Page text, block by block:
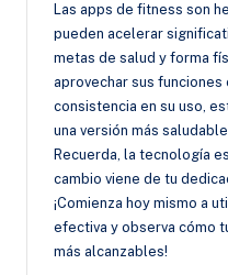
Las apps de fitness son
pueden acelerar
metas de salud y forma
aprovechar sus funciones
consistencia en su uso,
una versión más
Recuerda, la tecnología
cambio viene de tu
¡Comienza hoy mismo a
efectiva y observa cómo
más alcanzables!